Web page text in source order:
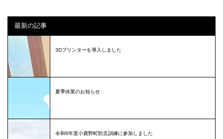
最新の記事
3Dプリンターを導入しました
夏季休業のお知らせ
令和8年度小鹿野町防災訓練に参加しました